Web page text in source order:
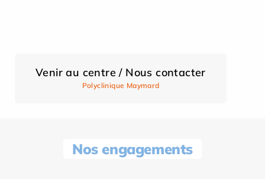
Venir au centre / Nous contacter
Polyclinique Maymard
Nos engagements